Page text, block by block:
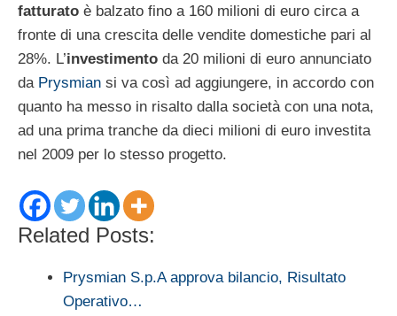
fatturato è balzato fino a 160 milioni di euro circa a
fronte di una crescita delle vendite domestiche pari al
28%. L’investimento da 20 milioni di euro annunciato
da Prysmian si va così ad aggiungere, in accordo con
quanto ha messo in risalto dalla società con una nota,
ad una prima tranche da dieci milioni di euro investita
nel 2009 per lo stesso progetto.
Related Posts:
Prysmian S.p.A approva bilancio, Risultato
Operativo…